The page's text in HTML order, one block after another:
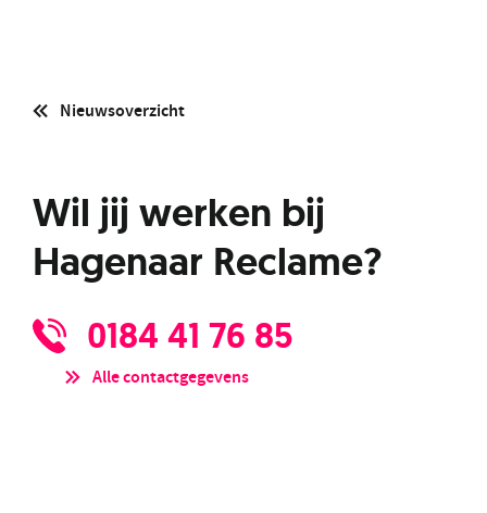
Nieuwsoverzicht
Wil jij werken bij
Hagenaar Reclame?
0184 41 76 85
Alle contactgegevens